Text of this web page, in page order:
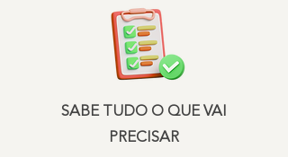
SABE TUDO O QUE VAI
PRECISAR